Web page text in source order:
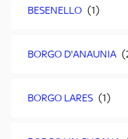
BESENELLO
BORGO D'ANAUNIA
BORGO LARES